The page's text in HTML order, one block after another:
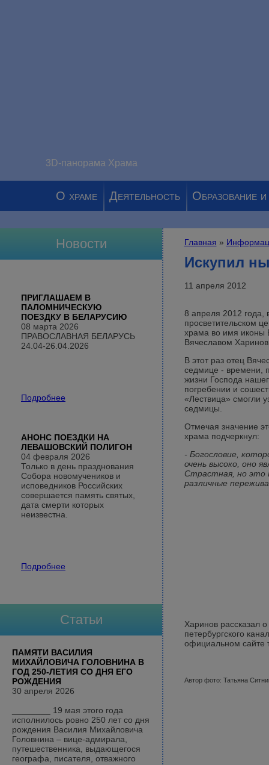
3D-панорама Храма
О храме Деятельность Образование
Вы здесь
Главная »
Искупил
11 апреля 2012
8 апреля 2012 года,
просветительском
храма во имя иконы
Вячеславом
В этот раз отец
седмице - времени,
жизни Господа
погребении и
«Лествица» смогли
седмицы.
Отмечая значение
храма подчеркнул:
- Богословие,
очень высоко, оно
Страстная, но это
различные
Харинов рассказал
петербургского
официальном сайте
Автор фото: Татьяна
Новости
ПРИГЛАШАЕМ В
ПАЛОМНИЧЕСКУЮ
ПОЕЗДКУ В БЕЛАРУСИЮ
08 марта 2026
ПРАВОСЛАВНАЯ БЕЛАРУСЬ
24.04-26.04.2026
Подробнее
АНОНС ПОЕЗДКИ НА
ЛЕВАШОВСКИЙ ПОЛИГОН
04 февраля 2026
Только в день празднования
Собора новомучеников и
исповедников Российских
совершается память святых,
дата смерти которых
неизвестна.
Подробнее
Статьи
ПАМЯТИ ВАСИЛИЯ
МИХАЙЛОВИЧА ГОЛОВНИНА В
ГОД 250-ЛЕТИЯ СО ДНЯ ЕГО
РОЖДЕНИЯ
30 апреля 2026
________ 19 мая этого года
исполнилось ровно 250 лет со дня
рождения Василия Михайловича
Головнина – вице-адмирала,
путешественника, выдающегося
географа, писателя, отважного